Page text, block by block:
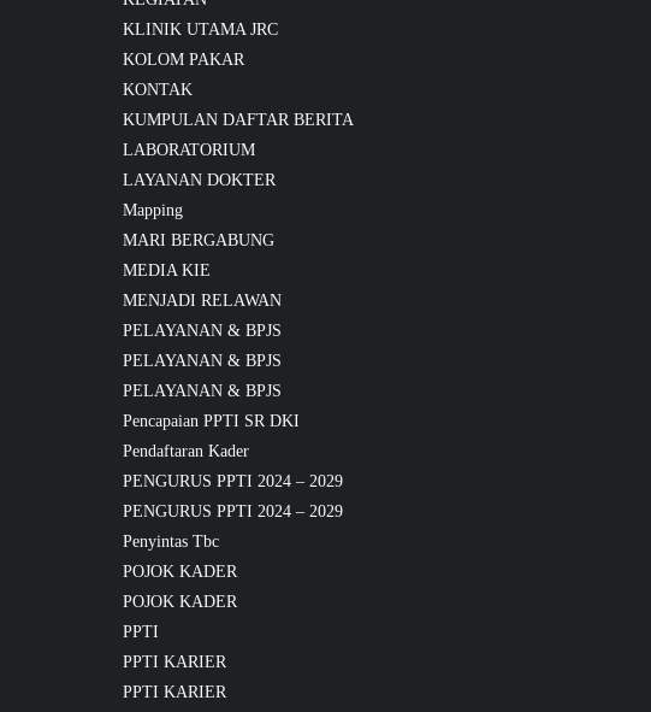
KLINIK UTAMA JRC
KOLOM PAKAR
KONTAK
KUMPULAN DAFTAR BERITA
LABORATORIUM
LAYANAN DOKTER
Mapping
MARI BERGABUNG
MEDIA KIE
MENJADI RELAWAN
PELAYANAN & BPJS
PELAYANAN & BPJS
PELAYANAN & BPJS
Pencapaian PPTI SR DKI
Pendaftaran Kader
PENGURUS PPTI 2024 – 2029
PENGURUS PPTI 2024 – 2029
Penyintas Tbc
POJOK KADER
POJOK KADER
PPTI
PPTI KARIER
PPTI KARIER